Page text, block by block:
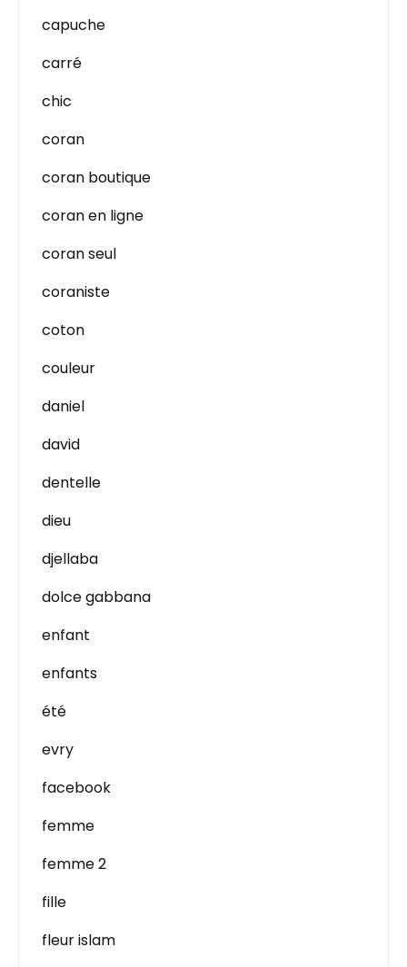
capuche
carré
chic
coran
coran boutique
coran en ligne
coran seul
coraniste
coton
couleur
daniel
david
dentelle
dieu
djellaba
dolce gabbana
enfant
enfants
été
evry
facebook
femme
femme 2
fille
fleur islam